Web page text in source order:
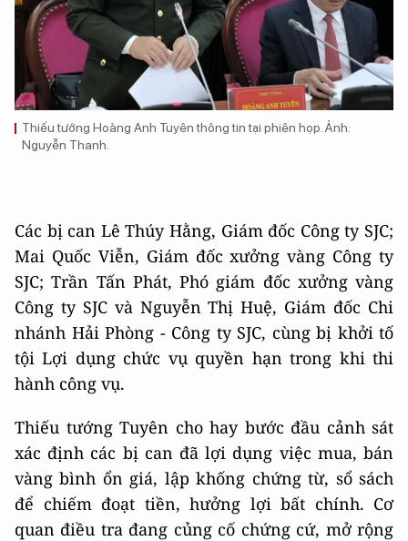
Thiếu tướng Hoàng Anh Tuyên thông tin tại phiên họp. Ảnh:
Nguyễn Thanh.
Các bị can Lê Thúy Hằng, Giám đốc Công ty SJC;
Mai Quốc Viễn, Giám đốc xưởng vàng Công ty
SJC; Trần Tấn Phát, Phó giám đốc xưởng vàng
Công ty SJC và Nguyễn Thị Huệ, Giám đốc Chi
nhánh Hải Phòng - Công ty SJC, cùng bị khởi tố
tội Lợi dụng chức vụ quyền hạn trong khi thi
hành công vụ.
Thiếu tướng Tuyên cho hay bước đầu cảnh sát
xác định các bị can đã lợi dụng việc mua, bán
vàng bình ổn giá, lập khống chứng từ, sổ sách
để chiếm đoạt tiền, hưởng lợi bất chính. Cơ
quan điều tra đang củng cố chứng cứ, mở rộng